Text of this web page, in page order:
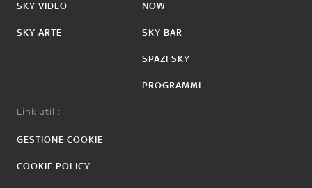
SKY VIDEO
SKY ARTE
NOW
SKY BAR
SPAZI SKY
PROGRAMMI
Link utili:
GESTIONE COOKIE
COOKIE POLICY